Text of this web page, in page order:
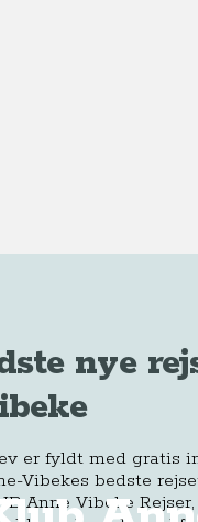
nye
er fyldt med gratis
Vibekes bedste
Anne Vibeke